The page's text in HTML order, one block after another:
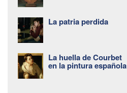
La patria perdida
La huella de Courbet
en la pintura española